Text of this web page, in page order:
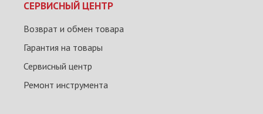
СЕРВИСНЫЙ ЦЕНТР
Возврат и обмен товара
Гарантия на товары
Сервисный центр
Ремонт инструмента